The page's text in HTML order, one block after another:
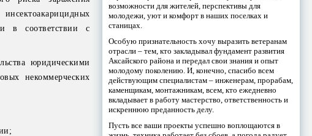
в соответствии с
юридическими
некоммерческих
возможности для жителей, перспективы для
молодежи, уют и комфорт в наших поселках и
станицах.
Особую признательность хочу выразить ветеранам
отрасли – тем, кто закладывал фундамент развития
Аксайского района и передал свои знания и опыт
молодому поколению. И, конечно, спасибо всем
действующим специалистам – инженерам, прорабам,
каменщикам, монтажникам, всем, кто ежедневно
вкладывает в работу мастерство, ответственность и
искреннюю преданность делу.
Пусть все ваши проекты успешно воплощаются в